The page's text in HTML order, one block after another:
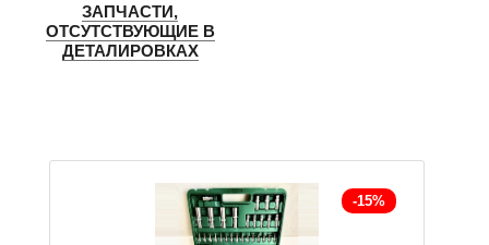
ЗАПЧАСТИ,
ОТСУТСТВУЮЩИЕ В
ДЕТАЛИРОВКАХ
-15%